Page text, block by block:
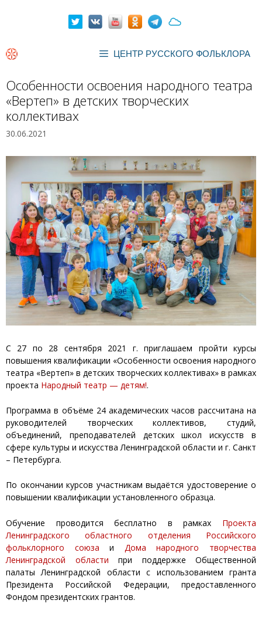
ЦЕНТР РУССКОГО ФОЛЬКЛОРА
Особенности освоения народного театра
«Вертеп» в детских творческих
коллективах
30.06.2021
С 27 по 28 сентября 2021 г. приглашаем пройти курсы
повышения квалификации «Особенности освоения народного
театра «Вертеп» в детских творческих коллективах» в рамках
проекта Народный театр — детям!.
Программа в объёме 24 академических часов рассчитана на
руководителей творческих коллективов, студий,
объединений, преподавателей детских школ искусств в
сфере культуры и искусства Ленинградской области и г. Санкт
– Петербурга.
По окончании курсов участникам выдаётся удостоверение о
повышении квалификации установленного образца.
Обучение проводится бесплатно в рамках Проекта
Ленинградского областного отделения Российского
фольклорного союзаи Дома народного творчества
Ленинградской области при поддержке Общественной
палаты Ленинградской области с использованием гранта
Президента Российской Федерации, предоставленного
Фондом президентских грантов.